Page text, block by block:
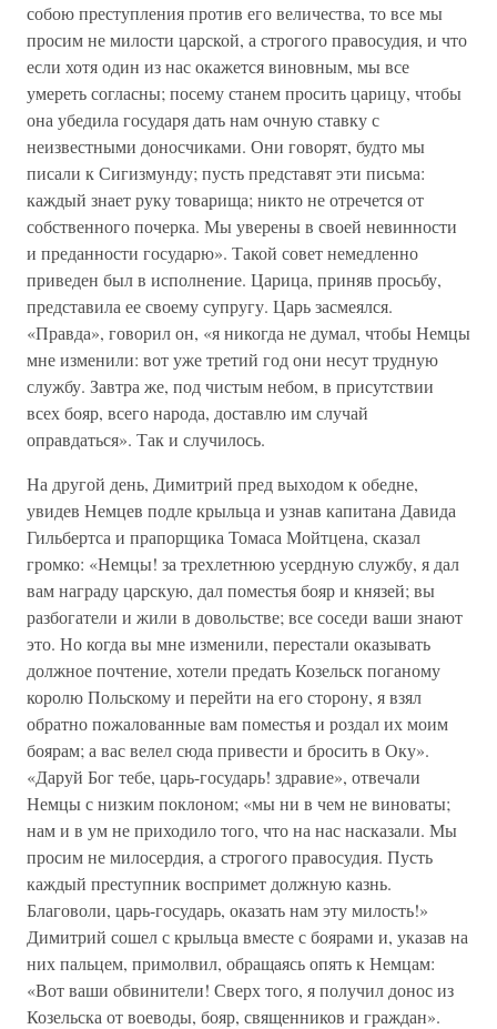
собою преступления против его величества, то все мы
просим не милости царской, а строгого правосудия, и что
если хотя один из нас окажется виновным, мы все
умереть согласны; посему станем просить царицу, чтобы
она убедила государя дать нам очную ставку с
неизвестными доносчиками. Они говорят, будто мы
писали к Сигизмунду; пусть представят эти письма:
каждый знает руку товарища; никто не отречется от
собственного почерка. Мы уверены в своей невинности
и преданности государю». Такой совет немедленно
приведен был в исполнение. Царица, приняв просьбу,
представила ее своему супругу. Царь засмеялся.
«Правда», говорил он, «я никогда не думал, чтобы Немцы
мне изменили: вот уже третий год они несут трудную
службу. Завтра же, под чистым небом, в присутствии
всех бояр, всего народа, доставлю им случай
оправдаться». Так и случилось.
На другой день, Димитрий пред выходом к обедне,
увидев Немцев подле крыльца и узнав капитана Давида
Гильбертса и прапорщика Томаса Мойтцена, сказал
громко: «Немцы! за трехлетнюю усердную службу, я дал
вам награду царскую, дал поместья бояр и князей; вы
разбогатели и жили в довольстве; все соседи ваши знают
это. Но когда вы мне изменили, перестали оказывать
должное почтение, хотели предать Козельск поганому
королю Польскому и перейти на его сторону, я взял
обратно пожалованные вам поместья и роздал их моим
боярам; а вас велел сюда привести и бросить в Оку».
«Даруй Бог тебе, царь-государь! здравие», отвечали
Немцы с низким поклоном; «мы ни в чем не виноваты;
нам и в ум не приходило того, что на нас насказали. Мы
просим не милосердия, а строгого правосудия. Пусть
каждый преступник воспримет должную казнь.
Благоволи, царь-государь, оказать нам эту милость!»
Димитрий сошел с крыльца вместе с боярами и, указав на
них пальцем, примолвил, обращаясь опять к Немцам:
«Вот ваши обвинители! Сверх того, я получил донос из
Козельска от воеводы, бояр, священников и граждан».